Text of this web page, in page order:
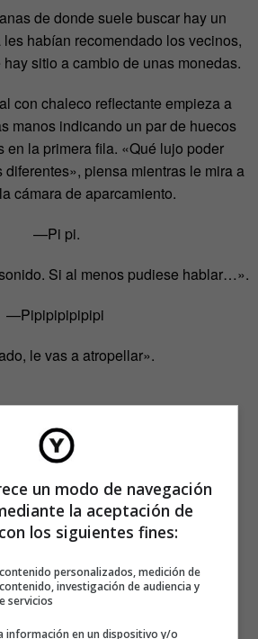
de donde suele buscar hay un
habían recomendado los vecinos,
sitio a cambio de unas monedas.
con chaleco reflectante empieza a
manos indicando un par de huecos
en la primera fila. «Qué lujo poder
piensa mientras le mira a
cámara de aparcamiento.
—Pi pi.
Si al menos pudiese hablar…».
—Pipipipipipipi
le vas a atropellar».
un modo de navegación
la aceptación de
los siguientes fines:
personalizados, medición de
investigación de audiencia y
servicios
información en un dispositivo y/o